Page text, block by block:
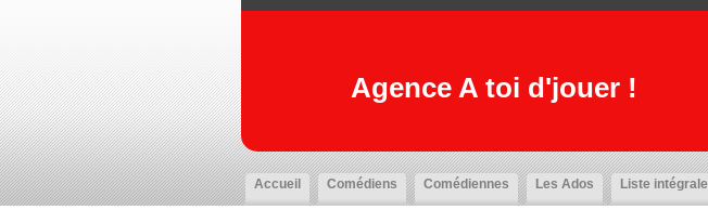
Agence A toi d'jouer !
Accueil Comédiens Comédiennes Les Ados Liste intégrale